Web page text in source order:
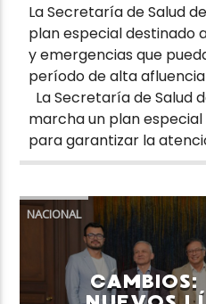
La Secretaría de Salud
plan especial destinado
y emergencias que
período de alta
La Secretaría de Salud
marcha un plan
para garantizar la
NACIONAL
CAMBIOS: